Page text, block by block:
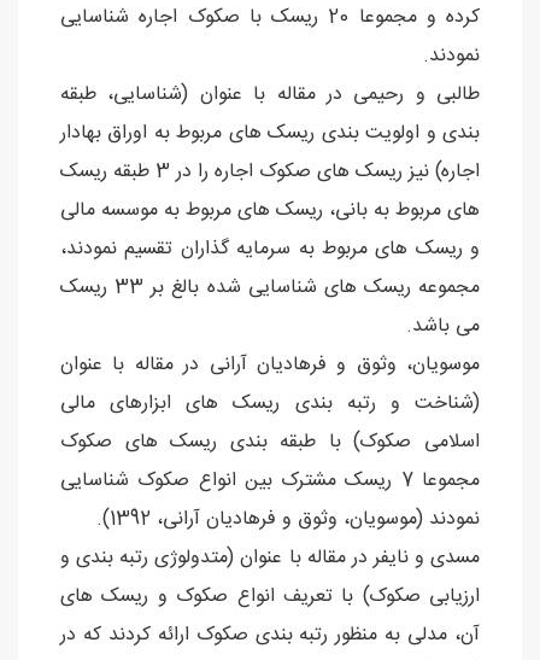
کرده و مجموعا 20 ریسک با صکوک اجاره شناسایی
نمودند.
طالبی و رحیمی در مقاله با عنوان (شناسایی، طبقه
بندی و اولویت بندی ریسک های مربوط به اوراق بهادار
اجاره) نیز ریسک های صکوک اجاره را در 3 طبقه ریسک
های مربوط به بانی، ریسک های مربوط به موسسه مالی
و ریسک های مربوط به سرمایه گذاران تقسیم نمودند،
مجموعه ریسک های شناسایی شده بالغ بر 33 ریسک
می باشد.
موسویان، وثوق و فرهادیان آرانی در مقاله با عنوان
(شناخت و رتبه بندی ریسک های ابزارهای مالی
اسلامی صکوک) با طبقه بندی ریسک های صکوک
مجموعا 7 ریسک مشترک بین انواع صکوک شناسایی
نمودند (موسویان، وثوق و فرهادیان آرانی، 1392).
مسدی و نایفر در مقاله با عنوان (متدولوژی رتبه بندی و
ارزیابی صکوک) با تعریف انواع صکوک و ریسک های
آن، مدلی به منظور رتبه بندی صکوک ارائه کردند که در